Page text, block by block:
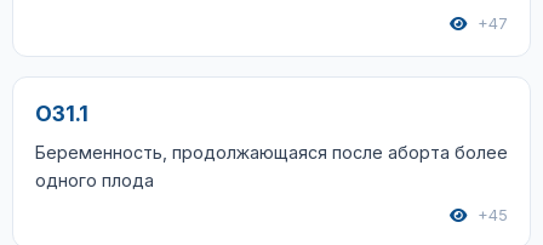
+47
O31.1
Беременность, продолжающаяся после аборта более
одного плода
+45